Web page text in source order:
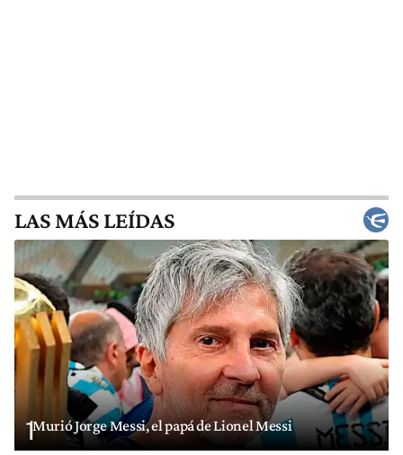
LAS MÁS LEÍDAS
1Murió Jorge Messi, el papá de Lionel Messi